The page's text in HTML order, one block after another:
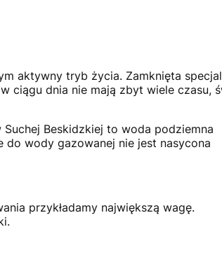
aktywny tryb życia. Zamknięta
ciągu dnia nie mają zbyt wiele czasu,
Beskidzkiej to woda podziemna
do wody gazowanej nie jest nasycona
przykładamy największą wagę.